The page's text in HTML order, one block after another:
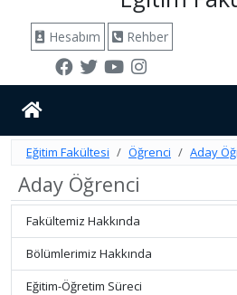
Hesabım Rehber
Eğitim Fakültesi Öğrenci Aday
Aday Öğrenci
Fakültemiz Hakkında
Bölümlerimiz Hakkında
Eğitim-Öğretim Süreci